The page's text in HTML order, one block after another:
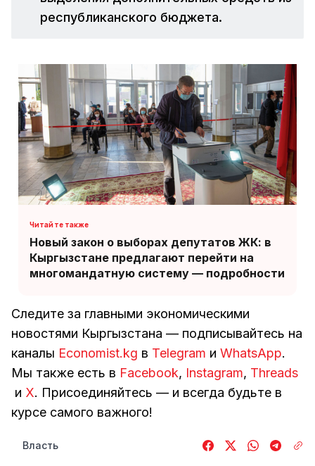
республиканского бюджета.
Новый закон о выборах депутатов ЖК: в
Кыргызстане предлагают перейти на
многомандатную систему — подробности
Следите за главными экономическими
новостями Кыргызстана — подписывайтесь на
каналы Economist.kg в Telegram и WhatsApp.
Мы также есть в Facebook, Instagram, Threads
и Х. Присоединяйтесь — и всегда будьте в
курсе самого важного!
Власть